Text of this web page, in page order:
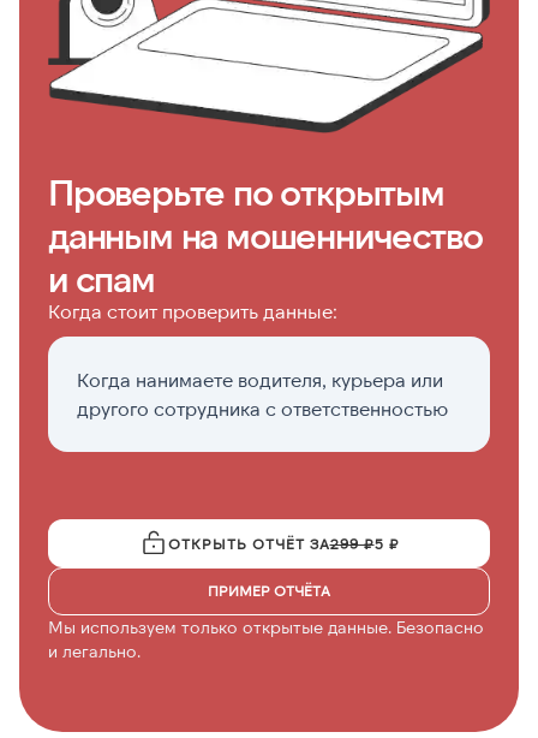
Проверьте по открытым
данным на мошенничество
и спам
Когда стоит проверить данные:
Когда нанимаете водителя, курьера или
другого сотрудника с ответственностью
ОТКРЫТЬ ОТЧЁТ ЗА299 ₽5 ₽
ПРИМЕР ОТЧЁТА
Мы используем только открытые данные. Безопасно
и легально.